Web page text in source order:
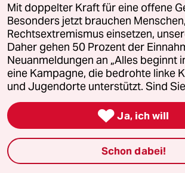
ePaper Login
Downloads für Abonnierende
© 2026 taz Verlags und Vertriebs GmbH
Alle Rechte vorbehalten. Bei rechtlichen Fragen
wenden Sie sich bitte anlizenzen@taz.de
Mit doppelter Kraft für eine offene
Besonders jetzt brauchen
Rechtsextremismus einsetzen,
Daher gehen 50 Prozent der
Neuanmeldungen an „Alles beginnt
eine Kampagne, die bedrohte linke
und Jugendorte unterstützt. Sind
 Ja, ich will
Schon dabei!